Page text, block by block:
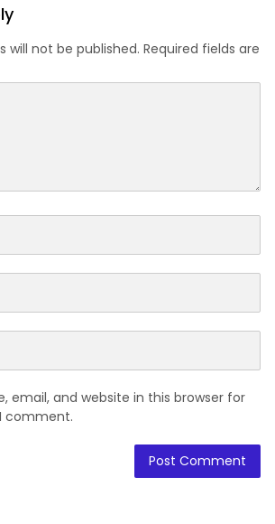
will not be published. Required fields are
email, and website in this browser for
comment.